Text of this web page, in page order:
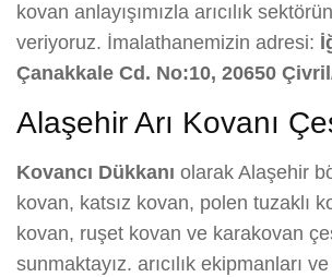
kovan anlayışımızla arıcılık
veriyoruz. İmalathanemizin adresi:
Çanakkale Cd. No:10, 20650
Alaşehir Arı Kovanı
Kovancı Dükkanı olarak Alaşehir
kovan, katsız kovan, polen tuzaklı
kovan, ruşet kovan ve karakovan
sunmaktayız. arıcılık ekipmanları